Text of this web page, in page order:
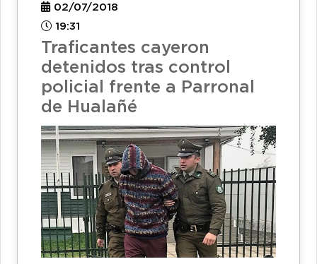
02/07/2018
19:31
Traficantes cayeron
detenidos tras control
policial frente a Parronal
de Hualañé